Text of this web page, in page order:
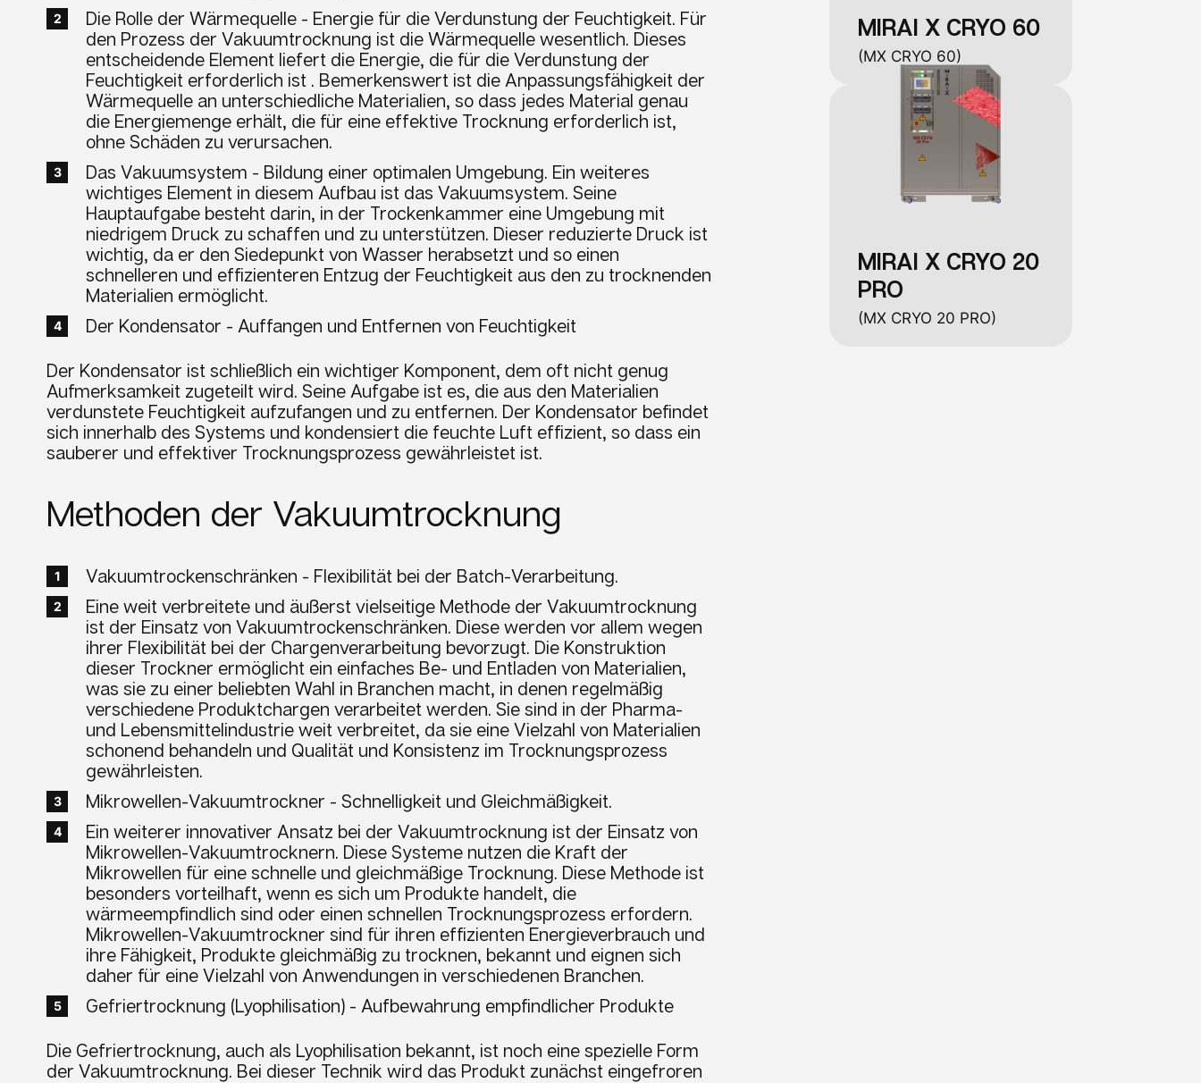
Die Rolle der Wärmequelle - Energie für die Verdunstung der Feuchtigkeit. Für
den Prozess der Vakuumtrocknung ist die Wärmequelle wesentlich. Dieses
entscheidende Element liefert die Energie, die für die Verdunstung der
Feuchtigkeit erforderlich ist . Bemerkenswert ist die Anpassungsfähigkeit der
Wärmequelle an unterschiedliche Materialien, so dass jedes Material genau
die Energiemenge erhält, die für eine effektive Trocknung erforderlich ist,
ohne Schäden zu verursachen.
Das Vakuumsystem - Bildung einer optimalen Umgebung. Ein weiteres
wichtiges Element in diesem Aufbau ist das Vakuumsystem. Seine
Hauptaufgabe besteht darin, in der Trockenkammer eine Umgebung mit
niedrigem Druck zu schaffen und zu unterstützen. Dieser reduzierte Druck ist
wichtig, da er den Siedepunkt von Wasser herabsetzt und so einen
schnelleren und effizienteren Entzug der Feuchtigkeit aus den zu trocknenden
Materialien ermöglicht.
Der Kondensator - Auffangen und Entfernen von Feuchtigkeit
Der Kondensator ist schließlich ein wichtiger Komponent, dem oft nicht genug
Aufmerksamkeit zugeteilt wird. Seine Aufgabe ist es, die aus den Materialien
verdunstete Feuchtigkeit aufzufangen und zu entfernen. Der Kondensator befindet
sich innerhalb des Systems und kondensiert die feuchte Luft effizient, so dass ein
sauberer und effektiver Trocknungsprozess gewährleistet ist.
Methoden der Vakuumtrocknung
Vakuumtrockenschränken - Flexibilität bei der Batch-Verarbeitung.
Eine weit verbreitete und äußerst vielseitige Methode der Vakuumtrocknung
ist der Einsatz von Vakuumtrockenschränken. Diese werden vor allem wegen
ihrer Flexibilität bei der Chargenverarbeitung bevorzugt. Die Konstruktion
dieser Trockner ermöglicht ein einfaches Be- und Entladen von Materialien,
was sie zu einer beliebten Wahl in Branchen macht, in denen regelmäßig
verschiedene Produktchargen verarbeitet werden. Sie sind in der Pharma-
und Lebensmittelindustrie weit verbreitet, da sie eine Vielzahl von Materialien
schonend behandeln und Qualität und Konsistenz im Trocknungsprozess
gewährleisten.
Mikrowellen-Vakuumtrockner - Schnelligkeit und Gleichmäßigkeit.
Ein weiterer innovativer Ansatz bei der Vakuumtrocknung ist der Einsatz von
Mikrowellen-Vakuumtrocknern. Diese Systeme nutzen die Kraft der
Mikrowellen für eine schnelle und gleichmäßige Trocknung. Diese Methode ist
besonders vorteilhaft, wenn es sich um Produkte handelt, die
wärmeempfindlich sind oder einen schnellen Trocknungsprozess erfordern.
Mikrowellen-Vakuumtrockner sind für ihren effizienten Energieverbrauch und
ihre Fähigkeit, Produkte gleichmäßig zu trocknen, bekannt und eignen sich
daher für eine Vielzahl von Anwendungen in verschiedenen Branchen.
Gefriertrocknung (Lyophilisation) - Aufbewahrung empfindlicher Produkte
Die Gefriertrocknung, auch als Lyophilisation bekannt, ist noch eine spezielle Form
der Vakuumtrocknung. Bei dieser Technik wird das Produkt zunächst eingefroren
MIRAI X CRYO 60
(MX CRYO 60)
MIRAI X CRYO 20
PRO
(MX CRYO 20 PRO)